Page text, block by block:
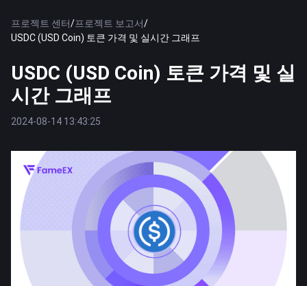
프로젝트 센터/프로젝트 보고서/
USDC (USD Coin) 토큰 가격 및 실시간 그래프
USDC (USD Coin) 토큰 가격 및 실
시간 그래프
2024-08-14 13:43:25